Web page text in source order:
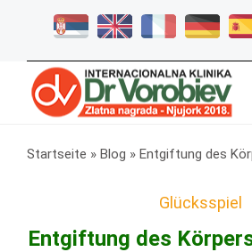
Startseite » Blog » Entgiftung des
Glücksspiel
Entgiftung des